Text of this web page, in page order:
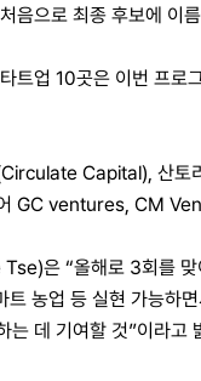
음으로 최종 후보에 이
트업 10곳은 이번 프
(Circulate Capital), 산
GC ventures, CM
은 “올해로 3회를
트 농업 등 실현 가능하
는 데 기여할 것”이라고